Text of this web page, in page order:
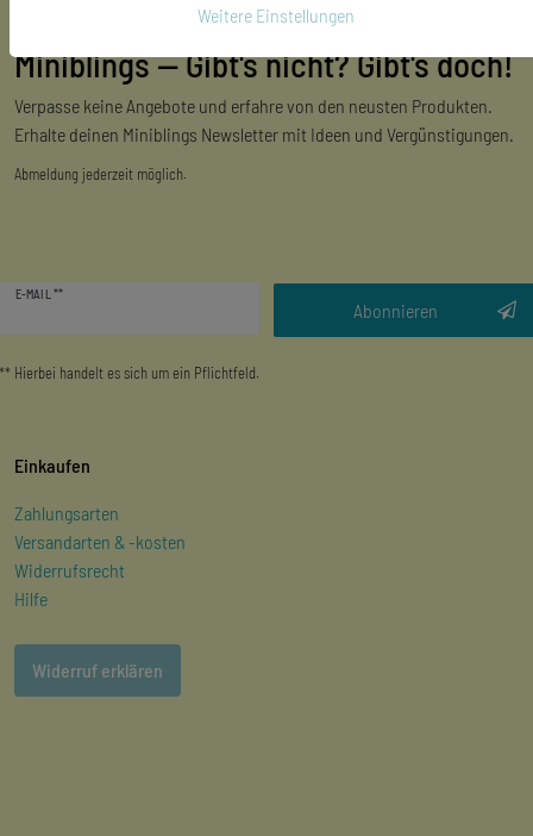
Miniblings — Gibt's nicht? Gibt's doch!
Verpasse keine Angebote und erfahre von den neusten Produkten.
Erhalte deinen Miniblings Newsletter mit Ideen und Vergünstigungen.
Abmeldung jederzeit möglich.
E-MAIL **
Abonnieren
** Hierbei handelt es sich um ein Pflichtfeld.
Einkaufen
Zahlungsarten
Versandarten & -kosten
Widerrufsrecht
Hilfe
Widerruf erklären
Weitere Einstellungen